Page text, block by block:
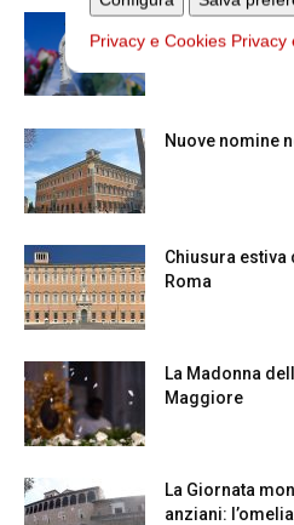
Privacy e Cookies Privacy
diocesano a
Nuove nomine
Chiusura
Roma
La Madonna
Maggiore
La Giornata
anziani: